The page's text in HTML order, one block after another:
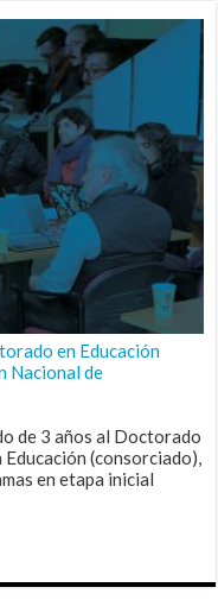
en Educación
Nacional de
de 3 años al Doctorado
(consorciado),
en etapa inicial